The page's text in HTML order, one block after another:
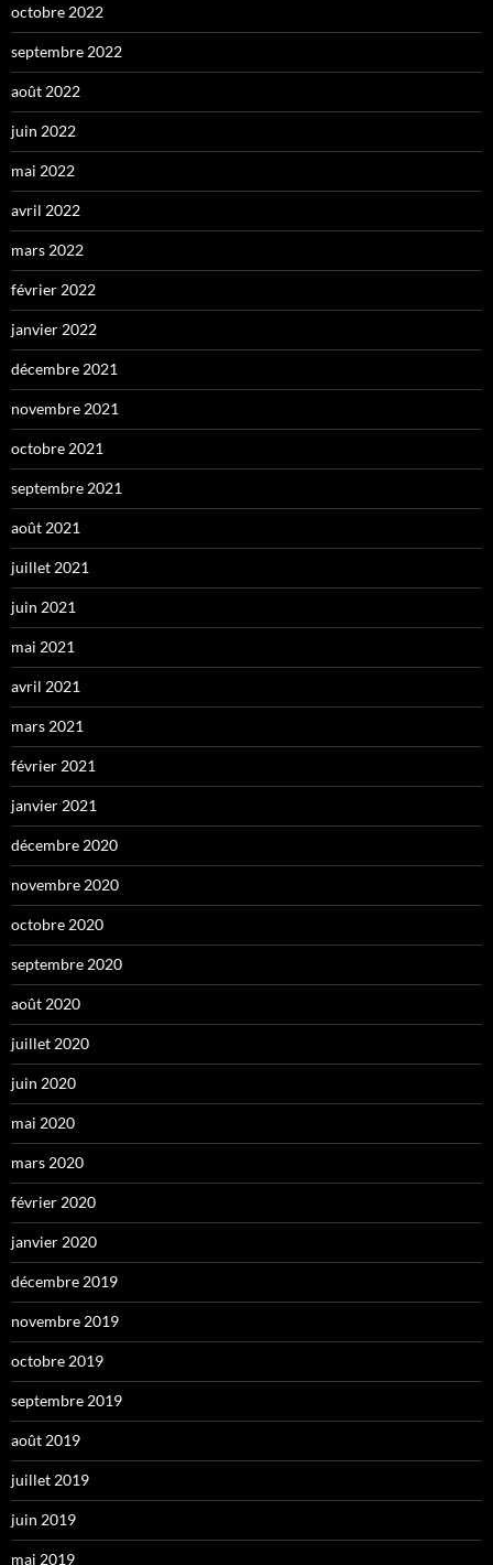
octobre 2022
septembre 2022
août 2022
juin 2022
mai 2022
avril 2022
mars 2022
février 2022
janvier 2022
décembre 2021
novembre 2021
octobre 2021
septembre 2021
août 2021
juillet 2021
juin 2021
mai 2021
avril 2021
mars 2021
février 2021
janvier 2021
décembre 2020
novembre 2020
octobre 2020
septembre 2020
août 2020
juillet 2020
juin 2020
mai 2020
mars 2020
février 2020
janvier 2020
décembre 2019
novembre 2019
octobre 2019
septembre 2019
août 2019
juillet 2019
juin 2019
mai 2019